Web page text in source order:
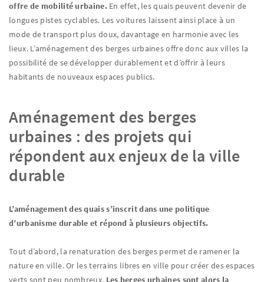
offre de mobilité urbaine.En effet, les quais peuvent devenir de
longues pistes cyclables. Les voitures laissent ainsi place à un
mode de transport plus doux, davantage en harmonie avec les
lieux. L’aménagement des berges urbaines offre donc aux villes la
possibilité de se développer durablement et d’offrir à leurs
habitants de nouveaux espaces publics.
Aménagement des berges
urbaines : des projets qui
répondent aux enjeux de la ville
durable
L’aménagement des quais s’inscrit dans une politique
d’urbanisme durable et répond à plusieurs objectifs.
Tout d’abord, la renaturation des berges permet de ramener la
nature en ville. Or les terrains libres en ville pour créer des espaces
verts sont peu nombreux. Les berges urbaines sont alors la